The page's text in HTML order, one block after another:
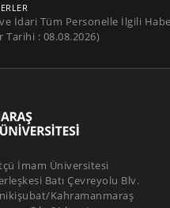
İdari Tüm Personelle İlgili
Tarihi : 08.08.2026)
İmam Üniversitesi
Batı Çevreyolu Blv.
Kahramanmaraş